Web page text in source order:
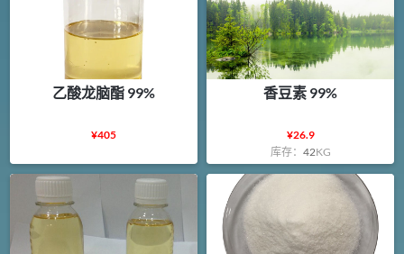
乙酸龙脑酯 99%
¥405
香豆素 99%
¥26.9
库存： 42KG